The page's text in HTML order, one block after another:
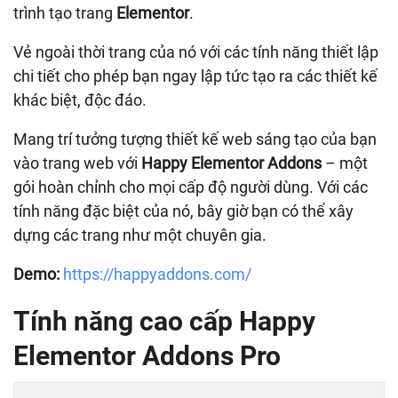
trình tạo trang Elementor.
Vẻ ngoài thời trang của nó với các tính năng thiết lập
chi tiết cho phép bạn ngay lập tức tạo ra các thiết kế
khác biệt, độc đáo.
Mang trí tưởng tượng thiết kế web sáng tạo của bạn
vào trang web với Happy Elementor Addons – một
gói hoàn chỉnh cho mọi cấp độ người dùng. Với các
tính năng đặc biệt của nó, bây giờ bạn có thể xây
dựng các trang như một chuyên gia.
Demo: https://happyaddons.com/
Tính năng cao cấp Happy
Elementor Addons Pro